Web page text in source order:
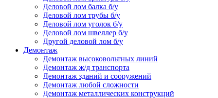
Деловой лом балка б/у
Деловой лом трубы б/у
Деловой лом уголок б/у
Деловой лом швеллер б/у
Другой деловой лом б/у
Демонтаж
Демонтаж высоковольтных линий
Демонтаж ж/д транспорта
Демонтаж зданий и сооружений
Демонтаж любой сложности
Демонтаж металлических конструкций